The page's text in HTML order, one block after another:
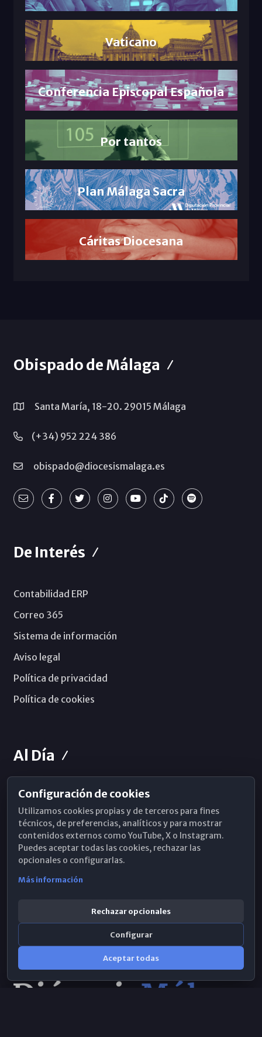
Vaticano
Conferencia Episcopal Española
Por tantos
Plan Málaga Sacra
Cáritas Diocesana
Obispado de Málaga
Santa María, 18-20. 29015 Málaga
(+34) 952 224 386
obispado@diocesismalaga.es
De Interés
Contabilidad ERP
Correo 365
Sistema de información
Aviso legal
Política de privacidad
Política de cookies
Al Día
Horarios de Misa
Hemeroteca
WhatsApp
Configuración de cookies
Utilizamos cookies propias y de terceros para fines
técnicos, de preferencias, analíticos y para mostrar
contenidos externos como YouTube, X o Instagram.
Puedes aceptar todas las cookies, rechazar las
opcionales o configurarlas.
Más información
Rechazar opcionales
Configurar
Aceptar todas